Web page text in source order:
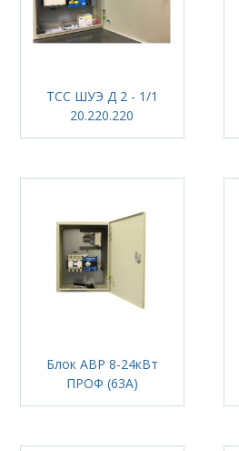
ТСС ШУЭ Д 2 - 1/1
20.220.220
Блок АВР 8-24кВт
ПРОФ (63А)